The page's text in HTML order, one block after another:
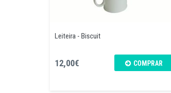
Leiteira - Biscuit
12,00€ COMPRAR